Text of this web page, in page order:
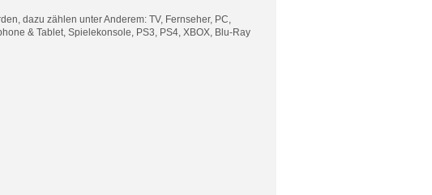
dazu zählen unter Anderem: TV, Fernseher, PC,
& Tablet, Spielekonsole, PS3, PS4, XBOX, Blu-Ray